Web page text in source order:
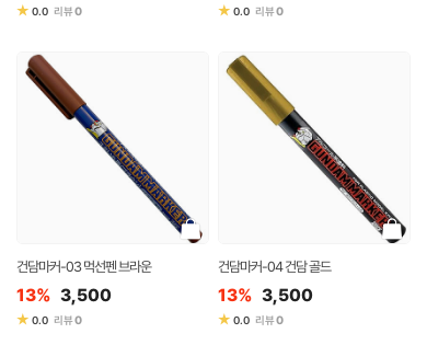
★ 0.0 리뷰0 ★ 0.0 리뷰0
건담마커-03 먹선펜 브라운
13% 3,500
★ 0.0 리뷰0
건담마커-04 건담 골드
13% 3,500
★ 0.0 리뷰0